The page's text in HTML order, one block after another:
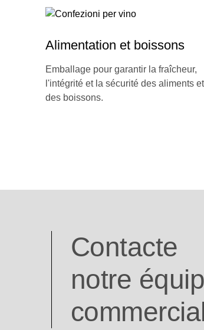
Alimentation et boissons
Emballage pour garantir la fraîcheur,
l'intégrité et la sécurité des aliments et
des boissons.
Contacte
notre